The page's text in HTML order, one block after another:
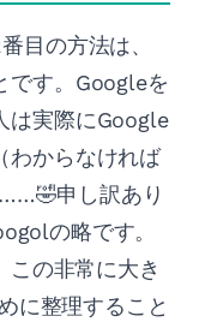
目の方法は、
です。Googleを
は実際にGoogle
わからなければ
申し訳あり
の略です。
この非常に大き
に整理すること